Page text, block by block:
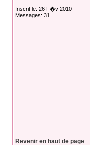
Inscrit le: 26 F�v 2010
Messages: 31
Revenir en haut de page